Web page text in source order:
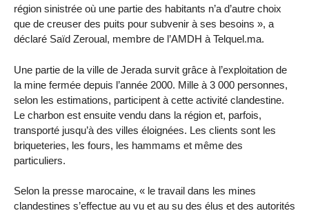
région sinistrée où une partie des habitants n’a d’autre choix
que de creuser des puits pour subvenir à ses besoins », a
déclaré Saïd Zeroual, membre de l’AMDH à Telquel.ma.
Une partie de la ville de Jerada survit grâce à l’exploitation de
la mine fermée depuis l’année 2000. Mille à 3 000 personnes,
selon les estimations, participent à cette activité clandestine.
Le charbon est ensuite vendu dans la région et, parfois,
transporté jusqu’à des villes éloignées. Les clients sont les
briqueteries, les fours, les hammams et même des
particuliers.
Selon la presse marocaine, « le travail dans les mines
clandestines s’effectue au vu et au su des élus et des autorités